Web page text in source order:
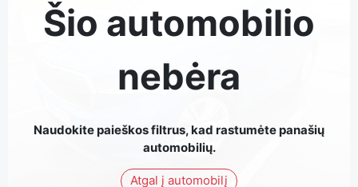
Šio automobilio
nebėra
Naudokite paieškos filtrus, kad rastumėte panašių
automobilių.
Atgal į automobilį